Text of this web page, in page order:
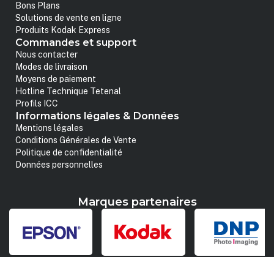
Bons Plans
Solutions de vente en ligne
Produits Kodak Express
Commandes et support
Nous contacter
Modes de livraison
Moyens de paiement
Hotline Technique Tetenal
Profils ICC
Informations légales & Données
Mentions légales
Conditions Générales de Vente
Politique de confidentialité
Données personnelles
Marques partenaires